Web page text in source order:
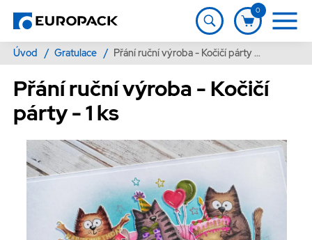
0
Úvod / Gratulace / Přání ruční výroba - Kočičí párty - 1 ks
Přání ruční výroba - Kočičí
párty - 1 ks